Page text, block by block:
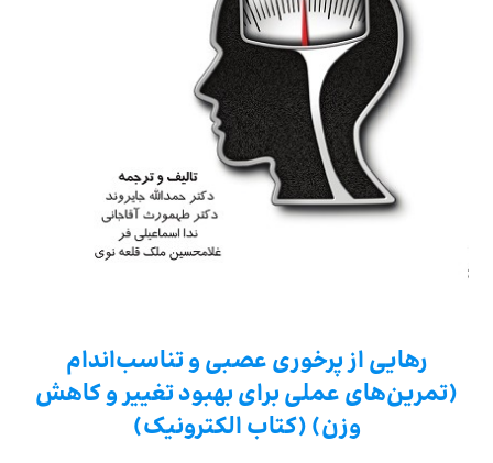
رهایی از پرخوری عصبی و تناسب‌اندام
(تمرین‌های عملی برای بهبود تغییر و کاهش
وزن) (کتاب الکترونیک)